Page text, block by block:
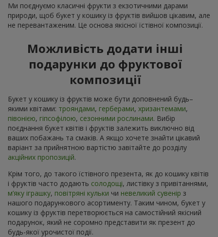
Ми поєднуємо класичні фрукти з екзотичними дарами
природи, щоб букет у кошику із фруктів вийшов цікавим, але
не перевантаженим. Це основа якісної їстівної композиції.
Можливість додати інші
подарунки до фруктової
композиції
Букет у кошику із фруктів може бути доповнений будь–
якими квітами: трояндами, герберами, хризантемами,
півонією, гіпсофілою, сезонними рослинами. Вибір
поєднання букет квітів і фруктів залежить виключно від
ваших побажань та смаків. А якщо хочете знайти цікавий
варіант за прийнятною вартістю завітайте до розділу
акційних пропозицій.
Крім того, до такого їстівного презента, як до кошику квітів
і фруктів часто додають солодощі, листівку з привітаннями,
м’яку іграшку, повітряні кульки чи невеликий сувенір з
нашого подарункового асортименту. Таким чином, букет у
кошику із фруктів перетворюється на самостійний якісний
подарунок, який не соромно представити як презент до
будь-якої урочистої події.